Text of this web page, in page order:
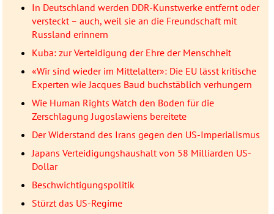
In Deutschland werden DDR-Kunstwerke entfernt oder
versteckt – auch, weil sie an die Freundschaft mit
Russland erinnern
Kuba: zur Verteidigung der Ehre der Menschheit
«Wir sind wieder im Mittelalter»: Die EU lässt kritische
Experten wie Jacques Baud buchstäblich verhungern
Wie Human Rights Watch den Boden für die
Zerschlagung Jugoslawiens bereitete
Der Widerstand des Irans gegen den US-Imperialismus
Japans Verteidigungshaushalt von 58 Milliarden US-
Dollar
Beschwichtigungspolitik
Stürzt das US-Regime